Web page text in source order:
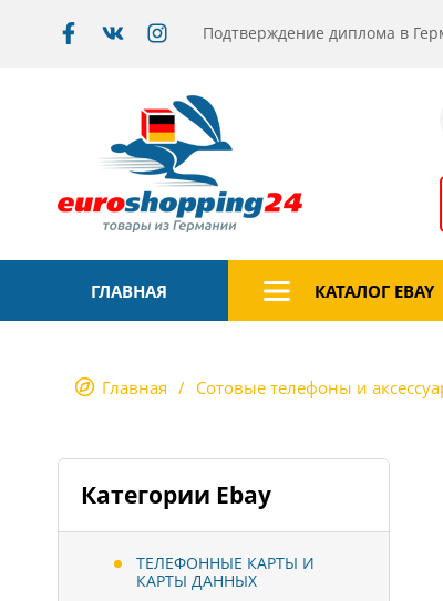
Подтверждение диплома в
ГЛАВНАЯ КАТАЛОГ EBAY
Главная Сотовые телефоны и
Категории Ebay
ТЕЛЕФОННЫЕ КАРТЫ И
КАРТЫ ДАННЫХ